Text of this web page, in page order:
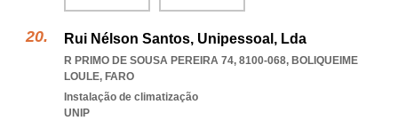
Rui Nélson Santos, Unipessoal, Lda
R PRIMO DE SOUSA PEREIRA 74, 8100-068, BOLIQUEIME
LOULE, FARO
Instalação de climatização
UNIP